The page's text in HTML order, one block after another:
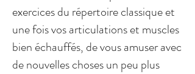
exercices du répertoire classique et
une fois vos articulations et muscles
bien échauffés, de vous amuser avec
de nouvelles choses un peu plus